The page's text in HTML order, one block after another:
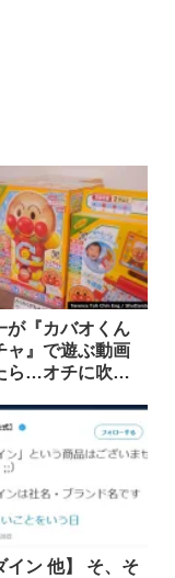
が『カバオくん
ャ』で遊ぶ動画
ら…オチに吹い
イン 他】 そ、そ